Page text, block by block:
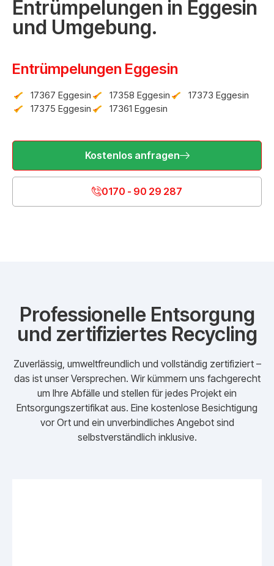
Entrümpelungen in Eggesin
und Umgebung.
Entrümpelungen Eggesin
17367 Eggesin 17358 Eggesin
17373 Eggesin
17375 Eggesin
17361 Eggesin
Kostenlos anfragen
0170 - 90 29 287
Professionelle Entsorgung
und zertifiziertes Recycling
Zuverlässig, umweltfreundlich und vollständig zertifiziert –
das ist unser Versprechen. Wir kümmern uns fachgerecht
um Ihre Abfälle und stellen für jedes Projekt ein
Entsorgungszertifikat aus. Eine kostenlose Besichtigung
vor Ort und ein unverbindliches Angebot sind
selbstverständlich inklusive.